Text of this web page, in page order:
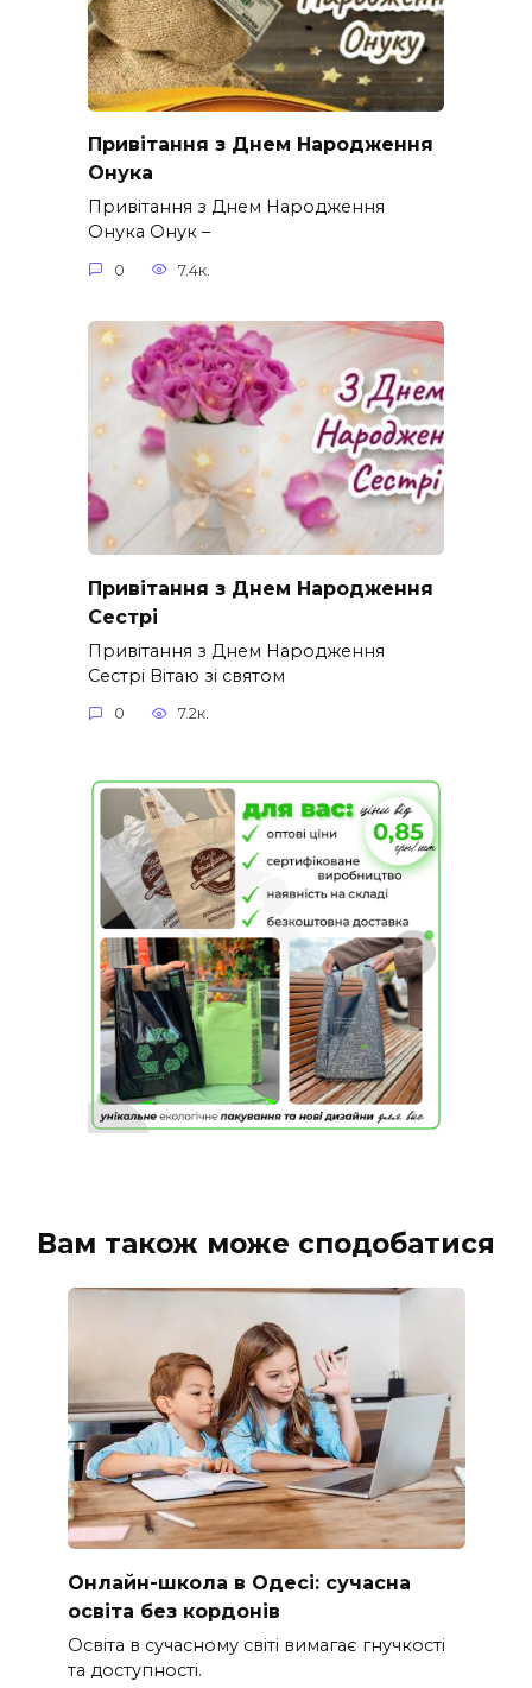
Привітання з Днем Народження
Онука
Привітання з Днем Народження
Онука Онук –
0 7.4к.
Привітання з Днем Народження
Сестрі
Привітання з Днем Народження
Сестрі Вітаю зі святом
0 7.2к.
Вам також може сподобатися
Онлайн-школа в Одесі: сучасна
освіта без кордонів
Освіта в сучасному світі вимагає гнучкості
та доступності.